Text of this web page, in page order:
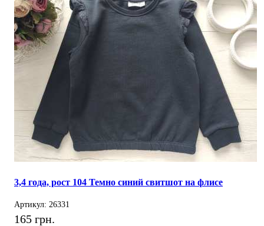
3,4 года, рост 104 Темно синий свитшот на флисе
Артикул: 26331
165 грн.